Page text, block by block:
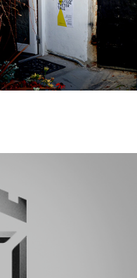
visuell identitet